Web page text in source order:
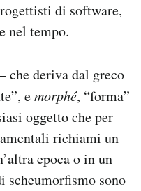
di software,
nel tempo.
che deriva dal greco
emorphḗ, “forma”
oggetto che per
richiami un
epoca o in un
scheumorfismo sono